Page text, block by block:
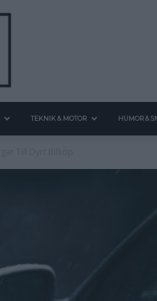
TEKNIK & MOTOR HUMOR &